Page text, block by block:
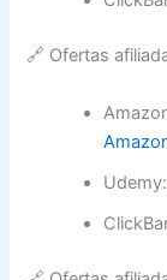
🔗 Ofertas